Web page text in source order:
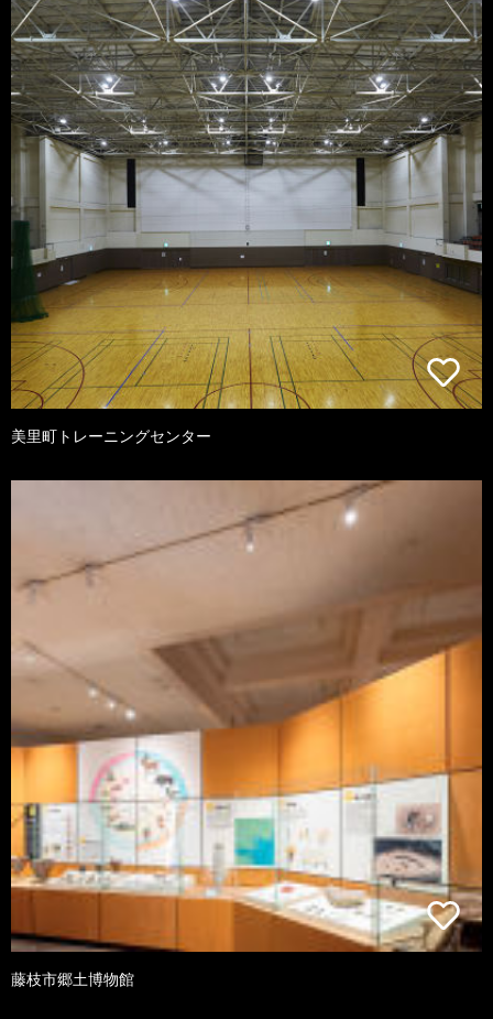
美里町トレーニングセンター
藤枝市郷土博物館